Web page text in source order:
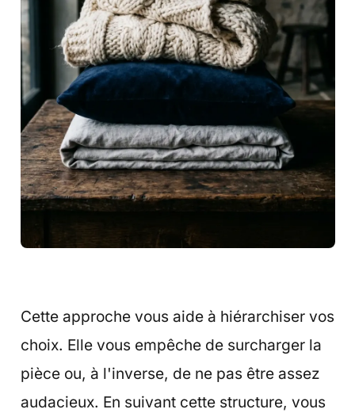
Cette approche vous aide à hiérarchiser vos
choix. Elle vous empêche de surcharger la
pièce ou, à l'inverse, de ne pas être assez
audacieux. En suivant cette structure, vous